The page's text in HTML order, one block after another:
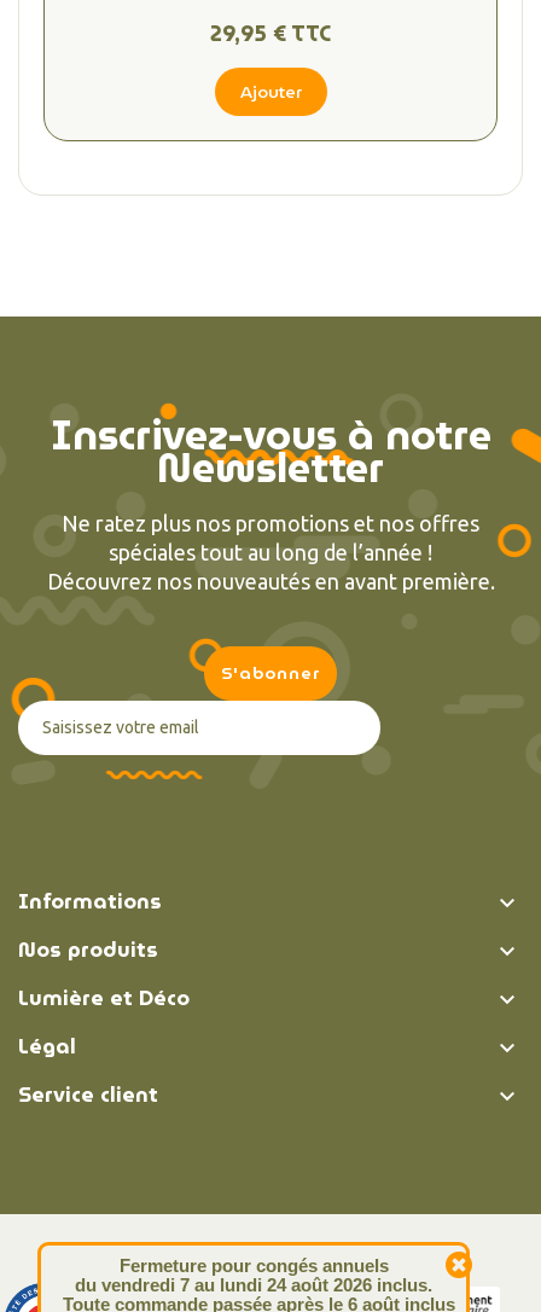
29,95 € TTC
Ajouter
Inscrivez-vous à notre
Newsletter
Ne ratez plus nos promotions et nos offres
spéciales tout au long de l’année !
Découvrez nos nouveautés en avant première.
Informations 
Nos produits 
Lumière et Déco 
Légal 
Service client 
© Lumière et Déco | 2026
Fermeture pour congés annuels
du vendredi 7 au lundi 24 août 2026 inclus.
Toute commande passée après le 6 août inclus